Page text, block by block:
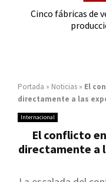
Cinco fábricas de
Portada » Noticias » El
directamente a las
Internacional
El conflicto
directamente a